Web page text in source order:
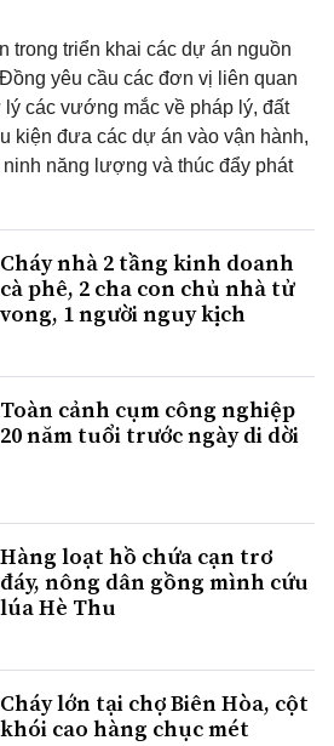
trong triển khai các dự án nguồn
yêu cầu các đơn vị liên quan
các vướng mắc về pháp lý, đất
kiện đưa các dự án vào vận hành,
năng lượng và thúc đẩy phát
Cháy nhà 2 tầng kinh doanh
cà phê, 2 cha con chủ nhà tử
vong, 1 người nguy kịch
Toàn cảnh cụm công nghiệp
20 năm tuổi trước ngày di dời
Hàng loạt hồ chứa cạn trơ
đáy, nông dân gồng mình cứu
lúa Hè Thu
Cháy lớn tại chợ Biên Hòa, cột
khói cao hàng chục mét